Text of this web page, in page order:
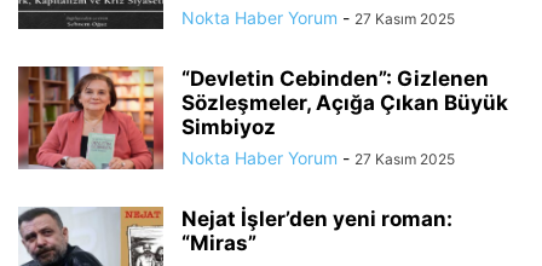
Nokta Haber Yorum - 27 Kasım 2025
“Devletin Cebinden”: Gizlenen
Sözleşmeler, Açığa Çıkan Büyük
Simbiyoz
Nokta Haber Yorum - 27 Kasım 2025
Nejat İşler’den yeni roman:
“Miras”